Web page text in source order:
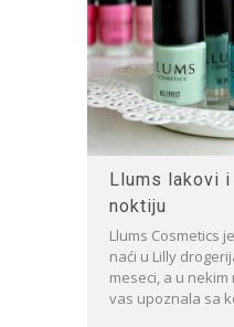
Llums lakovi
noktiju
Llums Cosmetics
naći u Lilly
meseci, a u
vas upoznala sa